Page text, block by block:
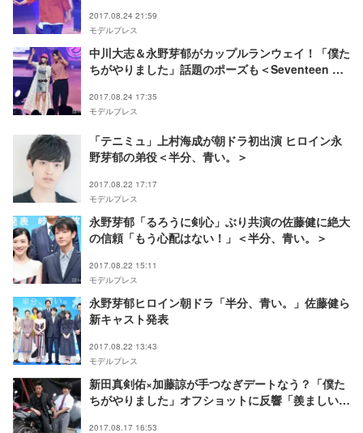
2017.08.24 21:59
モデルプレス
中川大志＆永野芽郁がカップルランウェイ！「僕た
ちがやりました」話題のポーズも＜Seventeen 夏
2017.08.24 17:35
モデルプレス
「テニミュ」上村海成が朝ドラ初出演 ヒロイン永
野芽郁の弟役＜半分、青い。＞
2017.08.22 17:17
モデルプレス
永野芽郁「るろうに剣心」ぶり共演の佐藤健に絶大
の信頼「もう心配はない！」＜半分、青い。＞
2017.08.22 15:11
モデルプレス
永野芽郁ヒロイン朝ドラ「半分、青い。」佐藤健ら
新キャスト発表
2017.08.22 13:43
モデルプレス
新田真剣佑×加藤諒が手つなぎデートなう？「僕た
ちがやりました」オフショットに反響「羨ましい」
2017.08.17 16:53